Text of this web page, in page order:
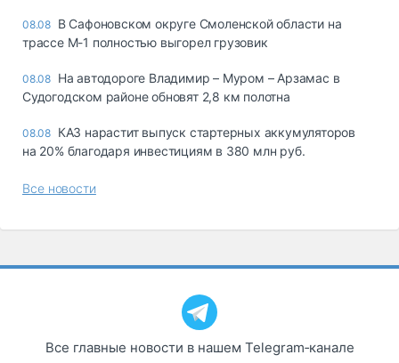
08.08 В Сафоновском округе Смоленской области на
трассе М-1 полностью выгорел грузовик
08.08 На автодороге Владимир – Муром – Арзамас в
Судогодском районе обновят 2,8 км полотна
08.08 КАЗ нарастит выпуск стартерных аккумуляторов
на 20% благодаря инвестициям в 380 млн руб.
Все новости
Все главные новости в нашем Telegram‑канале